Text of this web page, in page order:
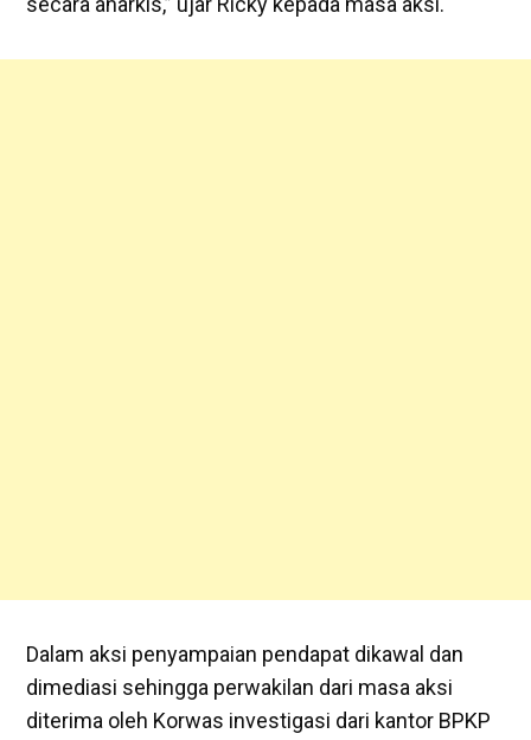
Dalam aksi penyampaian pendapat dikawal dan
dimediasi sehingga perwakilan dari masa aksi
diterima oleh Korwas investigasi dari kantor BPKP